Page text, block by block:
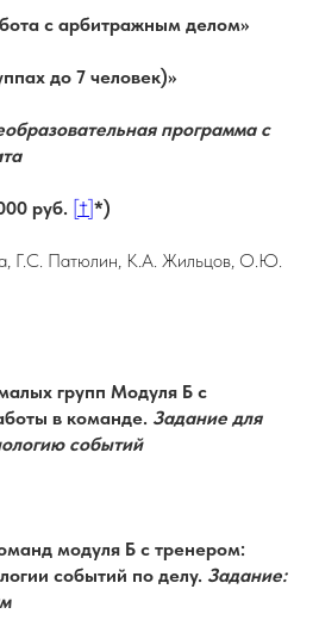
с арбитражным делом»
до 7 человек)»
программа с
руб. [†] *)
Г.С. Патюлин, К.А. Жильцов, О.Ю.
групп Модуля Б с
в команде. Задание для
событий
модуля Б с тренером:
событий по делу. Задание: